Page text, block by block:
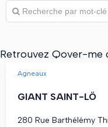
Retrouvez Qover-me
Agneaux
GIANT SAINT-LÖ
280 Rue Barthélémy